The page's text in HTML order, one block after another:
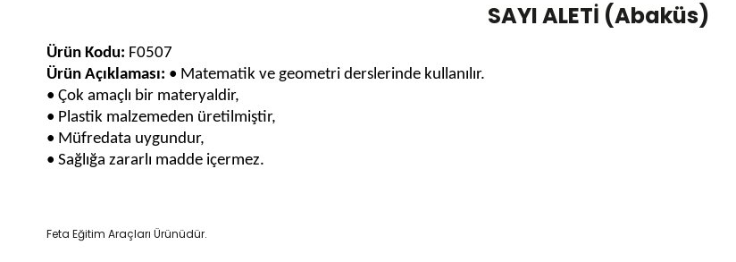
SAYI ALETİ (Abaküs)
Ürün Kodu: F0507
Ürün Açıklaması: • Matematik ve geometri derslerinde kullanılır.
• Çok amaçlı bir materyaldir,
• Plastik malzemeden üretilmiştir,
• Müfredata uygundur,
• Sağlığa zararlı madde içermez.
Feta Eğitim Araçları Ürünüdür.